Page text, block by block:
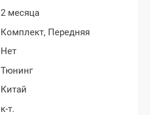
2 месяца
Комплект, Передняя
Нет
Тюнинг
Китай
к-т.